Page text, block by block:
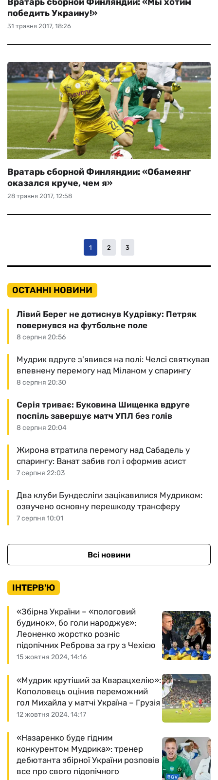
31 травня 2017, 18:26
победить Украину!»
28 травня 2017, 12:58
Вратарь сборной Финляндии: «Обамеянг
оказался круче, чем я»
1 2 3
ОСТАННІ НОВИНИ
8 серпня 20:56
Лівий Берег не дотиснув Кудрівку: Петряк
повернувся на футбольне поле
8 серпня 20:30
Мудрик вдруге з'явився на полі: Челсі святкував
впевнену перемогу над Міланом у спарингу
8 серпня 20:04
Серія триває: Буковина Шищенка вдруге
поспіль завершує матч УПЛ без голів
7 серпня 22:03
Жирона втратила перемогу над Сабадель у
спарингу: Ванат забив гол і оформив асист
7 серпня 10:01
Два клуби Бундесліги зацікавилися Мудриком:
озвучено основну перешкоду трансферу
Всі новини
ІНТЕРВ'Ю
15 жовтня 2024, 14:16
«Збірна України – «пологовий
будинок», бо голи народжує»:
Леоненко жорстко розніс
підопічних Реброва за гру з Чехією
12 жовтня 2024, 14:17
«Мудрик крутіший за Кварацхелію»:
Кополовець оцінив переможний
гол Михайла у матчі Україна – Грузія
«Назаренко буде гідним
конкурентом Мудрика»: тренер
дебютанта збірної України розповів
все про свого підопічного